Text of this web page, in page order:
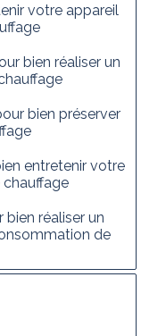
votre appareil
bien réaliser un
bien préserver
entretenir votre
réaliser un
de